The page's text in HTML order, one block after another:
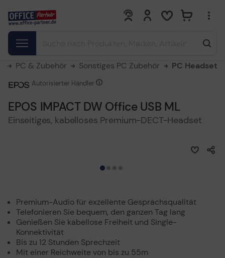
0 0
PC & Zubehör Sonstiges PC Zubehör PC Headsets
EPOS IMPACT DW Office USB ML
Einseitiges, kabelloses Premium-DECT-Headset
Autorisierter Händler
Premium-Audio für exzellente Gesprächsqualität
Telefonieren Sie bequem, den ganzen Tag lang
Genießen Sie kabellose Freiheit und Single-
Konnektivität
Bis zu 12 Stunden Sprechzeit
Mit einer Reichweite von bis zu 55m